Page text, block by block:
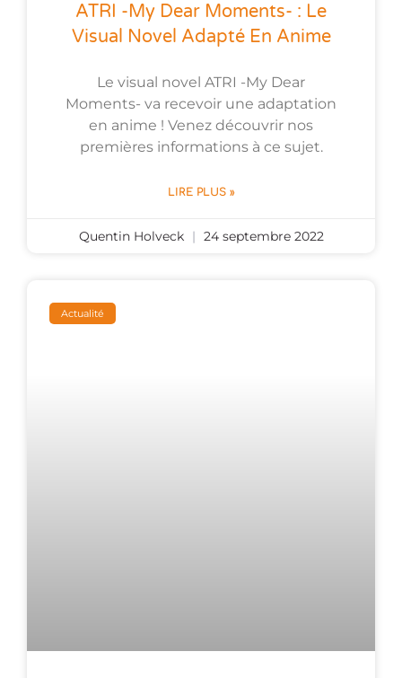
ATRI -My Dear Moments- : Le
Visual Novel Adapté En Anime
Le visual novel ATRI -My Dear
Moments- va recevoir une adaptation
en anime ! Venez découvrir nos
premières informations à ce sujet.
LIRE PLUS »
Quentin Holveck 24 septembre 2022
Actualité